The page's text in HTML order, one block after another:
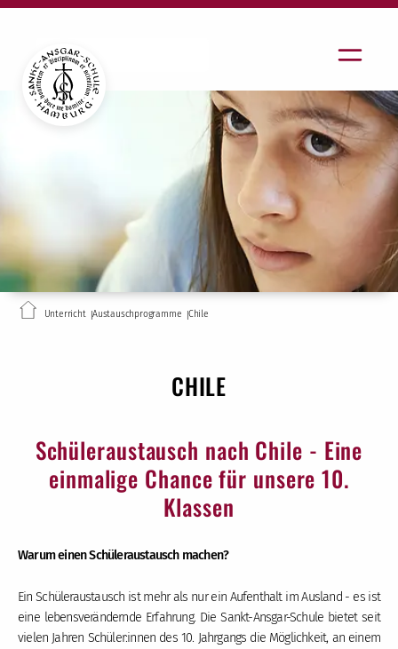
Unterricht Austauschprogramme Chile
CHILE
Schüleraustausch nach Chile - Eine
einmalige Chance für unsere 10.
Klassen
Warum einen Schüleraustausch machen?
Ein Schüleraustausch ist mehr als nur ein Aufenthalt im Ausland - es ist
eine lebensverändernde Erfahrung. Die Sankt-Ansgar-Schule bietet seit
vielen Jahren Schüler:innen des 10. Jahrgangs die Möglichkeit, an einem